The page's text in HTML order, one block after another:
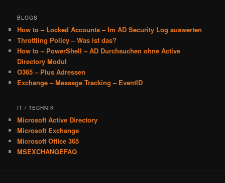
BLOGS
How to – Locked Accounts – Im AD Security Log auswerten
Throttling Policy – Was ist das?
How to – PowerShell – AD Durchsuchen ohne Active
Directory Modul
O365 – Plus Adressen
Exchange – Message Tracking – EventID
IT / TECHNIK
Microsoft Active Directory
Microsoft Exchange
Microsoft Office 365
MSEXCHANGEFAQ